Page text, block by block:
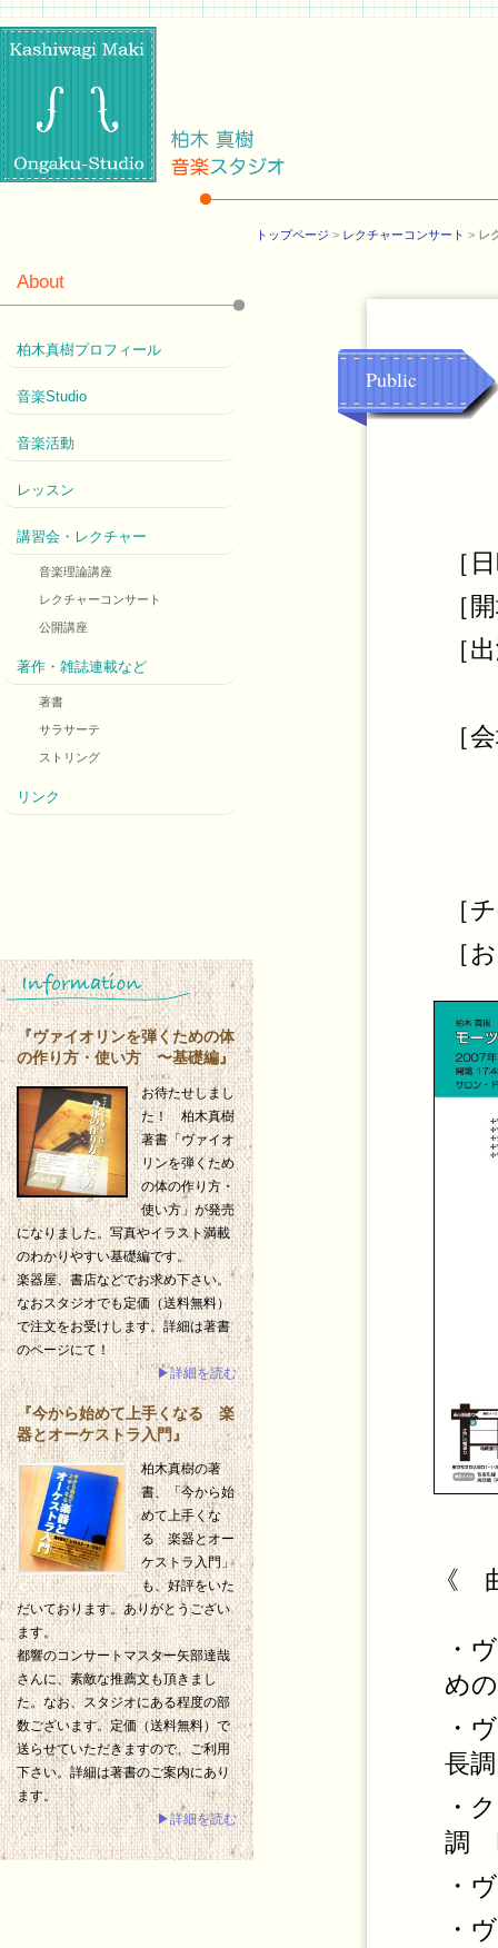
トップページ > レクチャーコンサート > レ
Public
［
［
［
［
［
［
《
・
め
・
長
・
調
・
・
About
柏木真樹プロフィール
音楽Studio
音楽活動
レッスン
講習会・レクチャー
音楽理論講座
レクチャーコンサート
公開講座
著作・雑誌連載など
著書
サラサーテ
ストリング
リンク
『ヴァイオリンを弾くための体
の作り方・使い方 〜基礎編』
お待たせしまし
た！ 柏木真樹
著書「ヴァイオ
リンを弾くため
の体の作り方・
使い方」が発売
になりました。写真やイラスト満載
のわかりやすい基礎編です。
楽器屋、書店などでお求め下さい。
なおスタジオでも定価（送料無料）
で注文をお受けします。詳細は著書
のページにて！
▶詳細を読む
『今から始めて上手くなる 楽
器とオーケストラ入門』
柏木真樹の著
書、「今から始
めて上手くな
る 楽器とオー
ケストラ入門」
も、好評をいた
だいております。ありがとうござい
ます。
都響のコンサートマスター矢部達哉
さんに、素敵な推薦文も頂きまし
た。なお、スタジオにある程度の部
数ございます。定価（送料無料）で
送らせていただきますので、ご利用
下さい。詳細は著書のご案内にあり
ます。
▶詳細を読む